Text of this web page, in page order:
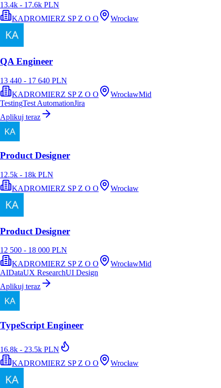
13.4k - 17.6k PLN
KADROMIERZ SP Z O O
Wrocław
QA Engineer
13 440 - 17 640 PLN
KADROMIERZ SP Z O O
WrocławMid
TestingTest AutomationJira
Aplikuj teraz
Product Designer
12.5k - 18k PLN
KADROMIERZ SP Z O O
Wrocław
Product Designer
12 500 - 18 000 PLN
KADROMIERZ SP Z O O
WrocławMid
AIDataUX ResearchUI Design
Aplikuj teraz
TypeScript Engineer
16.8k - 23.5k PLN
KADROMIERZ SP Z O O
Wrocław